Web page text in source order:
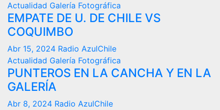
Actualidad Galería Fotográfica
EMPATE DE U. DE CHILE VS
COQUIMBO
Abr 15, 2024 Radio AzulChile
Actualidad Galería Fotográfica
PUNTEROS EN LA CANCHA Y EN LA
GALERÍA
Abr 8, 2024 Radio AzulChile